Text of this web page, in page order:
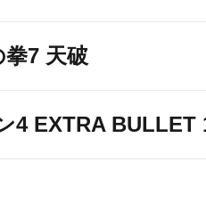
7 天破
4 EXTRA BULLET